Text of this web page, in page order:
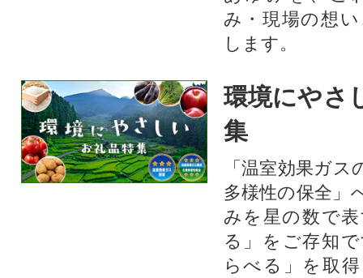
み・現場の想
します。
環境にやさ
集
「温室効果ガ
多様性の保全」
みを星の数で
る」をご存知
らべる」を取